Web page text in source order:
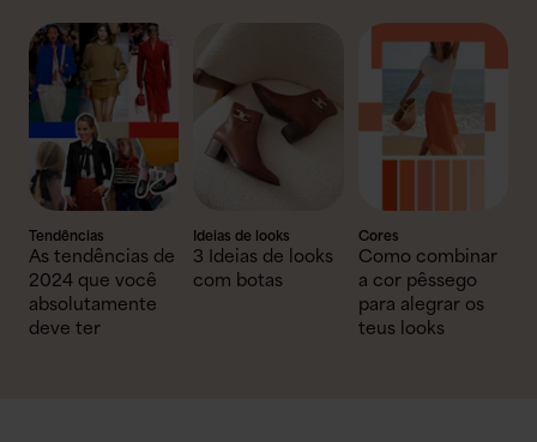
Tendências
As tendências de
2024 que você
absolutamente
deve ter
Ideias de looks
3 Ideias de looks
com botas
Cores
Como combinar
a cor pêssego
para alegrar os
teus looks